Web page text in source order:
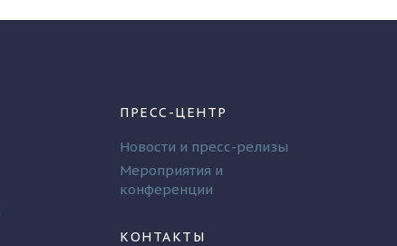
ПРЕСС-ЦЕНТР
Новости и пресс-релизы
Мероприятия и
конференции
КОНТАКТЫ